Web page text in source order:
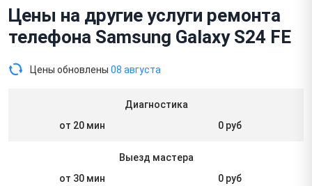
Цены на другие услуги ремонта
телефона Samsung Galaxy S24 FE
Цены обновлены 08 августа
Диагностика
от 20 мин
0 руб
Выезд мастера
от 30 мин
0 руб